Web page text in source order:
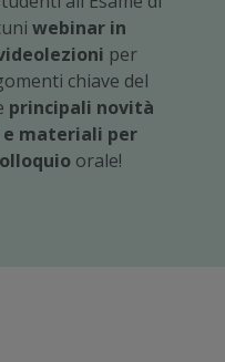
webinar in
per
chiave del
principali novità
materiali per
orale!